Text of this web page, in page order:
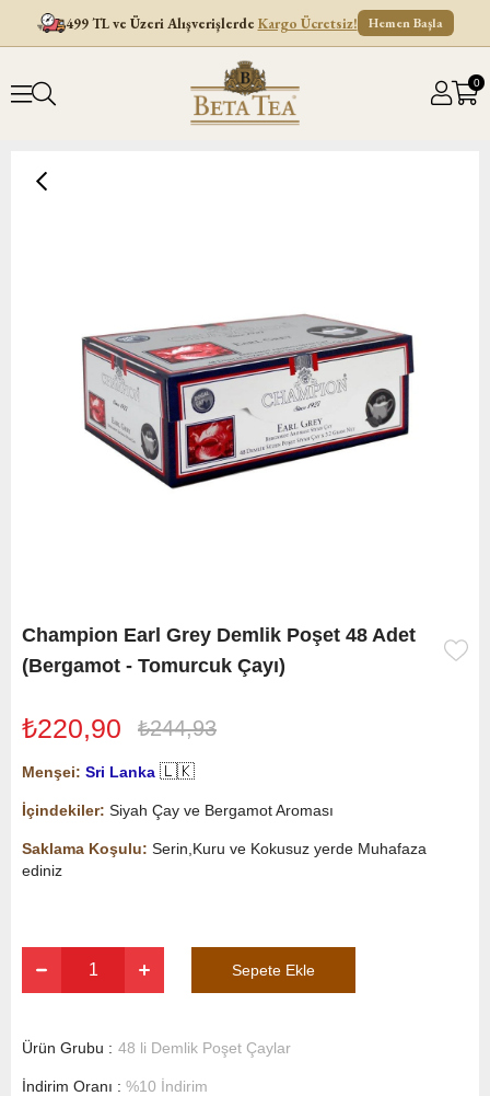
499 TL ve Üzeri Alışverişlerde Kargo Ücretsiz! Hemen Başla
0
Champion Earl Grey Demlik Poşet 48 Adet
(Bergamot - Tomurcuk Çayı)
₺244,93
₺220,90
Menşei: Sri Lanka 🇱🇰
İçindekiler: Siyah Çay ve Bergamot Aroması
Saklama Koşulu: Serin,Kuru ve Kokusuz yerde Muhafaza
ediniz
Ürün Grubu : 48 li Demlik Poşet Çaylar
İndirim Oranı : %10 İndirim